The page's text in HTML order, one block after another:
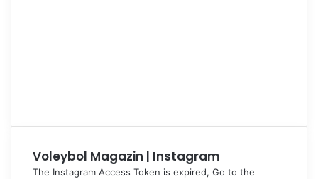
Voleybol Magazin | Instagram
The Instagram Access Token is expired, Go to the